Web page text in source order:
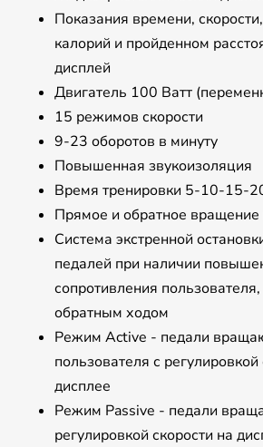
Показания времени,
калорий и пройденном
дисплей
Двигатель 100 Ватт
15 режимов скорости
9-23 оборотов в минуту
Повышенная звукоизоляция
Время тренировки 5-10-15-
Прямое и обратное вращение
Система экстренной
педалей при наличии
сопротивления
обратным ходом
Режим Active - педали
пользователя с
дисплее
Режим Passive - педали
регулировкой скорости на